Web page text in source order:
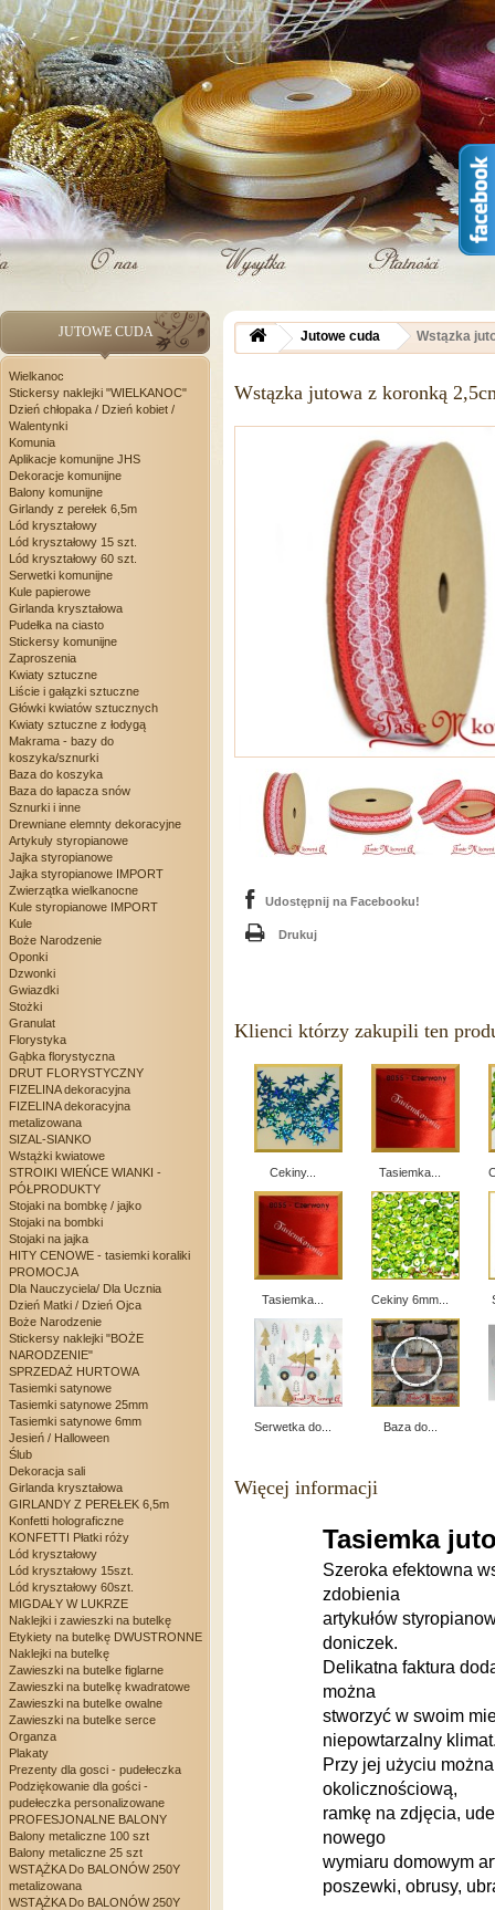
JUTOWE CUDA
Wielkanoc
Stickersy naklejki "WIELKANOC"
Dzień chłopaka / Dzień kobiet /
Walentynki
Komunia
Aplikacje komunijne JHS
Dekoracje komunijne
Balony komunijne
Girlandy z perełek 6,5m
Lód kryształowy
Lód kryształowy 15 szt.
Lód kryształowy 60 szt.
Serwetki komunijne
Kule papierowe
Girlanda kryształowa
Pudełka na ciasto
Stickersy komunijne
Zaproszenia
Kwiaty sztuczne
Liście i gałązki sztuczne
Główki kwiatów sztucznych
Kwiaty sztuczne z łodygą
Makrama - bazy do
koszyka/sznurki
Baza do koszyka
Baza do łapacza snów
Sznurki i inne
Drewniane elemnty dekoracyjne
Artykuly styropianowe
Jajka styropianowe
Jajka styropianowe IMPORT
Zwierzątka wielkanocne
Kule styropianowe IMPORT
Kule
Boże Narodzenie
Oponki
Dzwonki
Gwiazdki
Stożki
Granulat
Florystyka
Gąbka florystyczna
DRUT FLORYSTYCZNY
FIZELINA dekoracyjna
FIZELINA dekoracyjna
metalizowana
SIZAL-SIANKO
Wstążki kwiatowe
STROIKI WIEŃCE WIANKI -
PÓŁPRODUKTY
Stojaki na bombkę / jajko
Stojaki na bombki
Stojaki na jajka
HITY CENOWE - tasiemki koraliki
PROMOCJA
Dla Nauczyciela/ Dla Ucznia
Dzień Matki / Dzień Ojca
Boże Narodzenie
Stickersy naklejki "BOŻE
NARODZENIE"
SPRZEDAŻ HURTOWA
Tasiemki satynowe
Tasiemki satynowe 25mm
Tasiemki satynowe 6mm
Jesień / Halloween
Ślub
Dekoracja sali
Girlanda kryształowa
GIRLANDY Z PEREŁEK 6,5m
Konfetti holograficzne
KONFETTI Płatki róży
Lód kryształowy
Lód kryształowy 15szt.
Lód kryształowy 60szt.
MIGDAŁY W LUKRZE
Naklejki i zawieszki na butelkę
Etykiety na butelkę DWUSTRONNE
Naklejki na butelkę
Zawieszki na butelke figlarne
Zawieszki na butelkę kwadratowe
Zawieszki na butelke owalne
Zawieszki na butelke serce
Organza
Plakaty
Prezenty dla gosci - pudełeczka
Podziękowanie dla gości -
pudełeczka personalizowane
PROFESJONALNE BALONY
Balony metaliczne 100 szt
Balony metaliczne 25 szt
WSTĄŻKA Do BALONÓW 250Y
metalizowana
WSTĄŻKA Do BALONÓW 250Y
Jutowe cuda Wstązka
Wstązka jutowa z koronką
Udostępnij na Facebooku!
Drukuj
Klienci którzy zakupili ten
Cekiny... Tasiemka...
Tasiemka... Cekiny 6mm...
Serwetka do... Baza do...
Więcej informacji
Tasiemka
Szeroka efektowna
zdobienia
artykułów
doniczek.
Delikatna faktura
można
stworzyć w swoim
niepowtarzalny
Przy jej użyciu
okolicznościową,
ramkę na zdjęcia,
nowego
wymiaru domowym
poszewki, obrusy,